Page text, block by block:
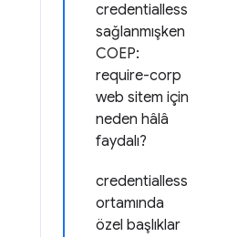
credentialless
sağlanmışken
COEP:
require-corp
web sitem için
neden hâlâ
faydalı?
credentialless
ortamında
özel başlıklar